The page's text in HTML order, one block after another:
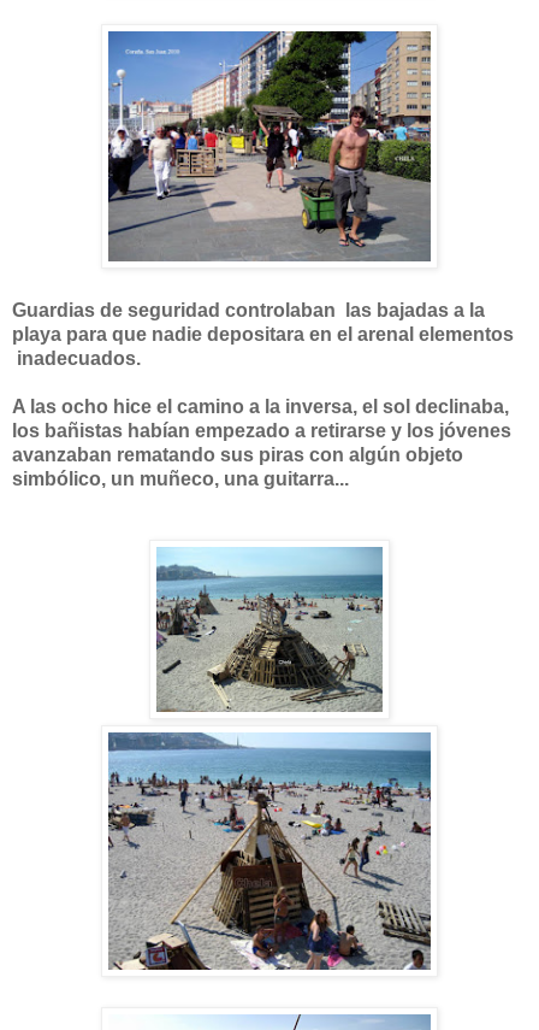
Guardias de seguridad controlaban las bajadas a la
playa para que nadie depositara en el arenal elementos
inadecuados.
A las ocho hice el camino a la inversa, el sol declinaba,
los bañistas habían empezado a retirarse y los jóvenes
avanzaban rematando sus piras con algún objeto
simbólico, un muñeco, una guitarra...